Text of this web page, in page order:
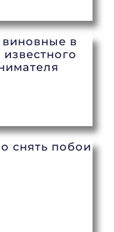
в
известного
снять побои